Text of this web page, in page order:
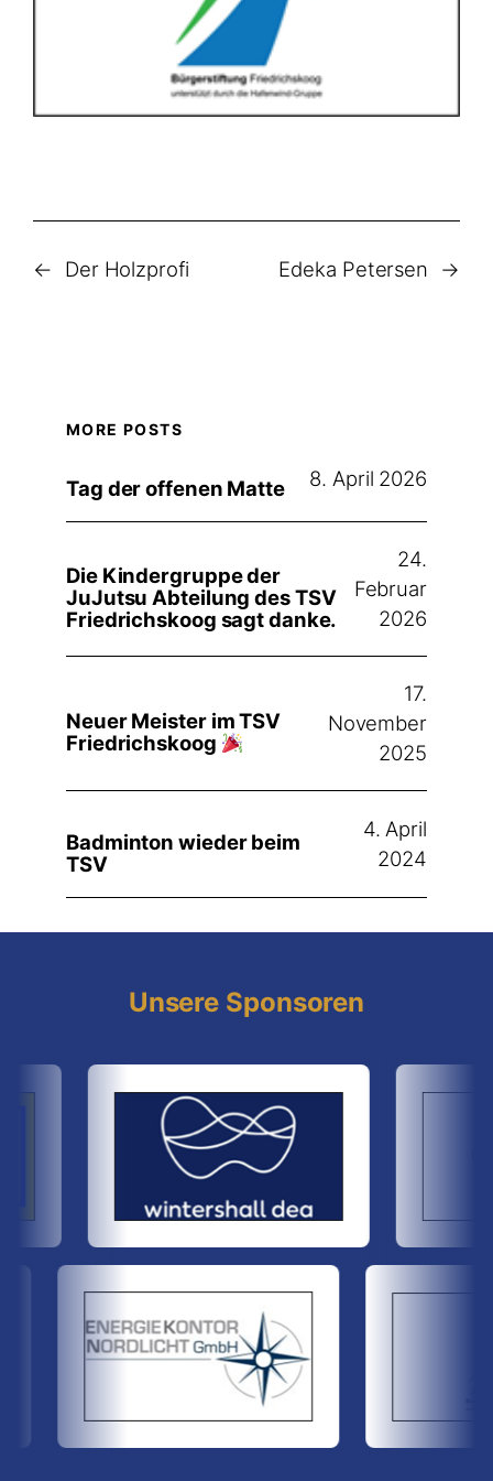
← Der Holzprofi Edeka Petersen →
MORE POSTS
Tag der offenen Matte 8. April 2026
Die Kindergruppe der
JuJutsu Abteilung des TSV
Friedrichskoog sagt danke.
24.
Februar
2026
Neuer Meister im TSV
Friedrichskoog
17.
November
2025
Badminton wieder beim
TSV
4. April
2024
Unsere Sponsoren